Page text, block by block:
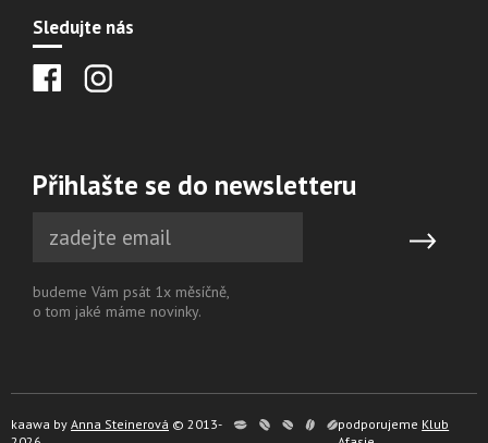
Sledujte nás
Přihlašte se do newsletteru
budeme Vám psát 1x měsíčně,
o tom jaké máme novinky.
kaawa by Anna Steinerová © 2013-
podporujeme Klub